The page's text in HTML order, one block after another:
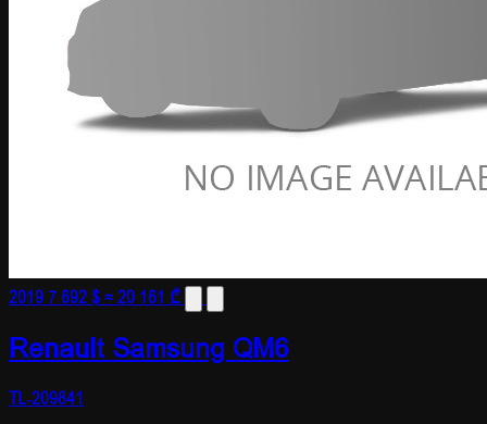
20197 692 $≈ 20 161 ₾
Renault Samsung QM6
TL-209841